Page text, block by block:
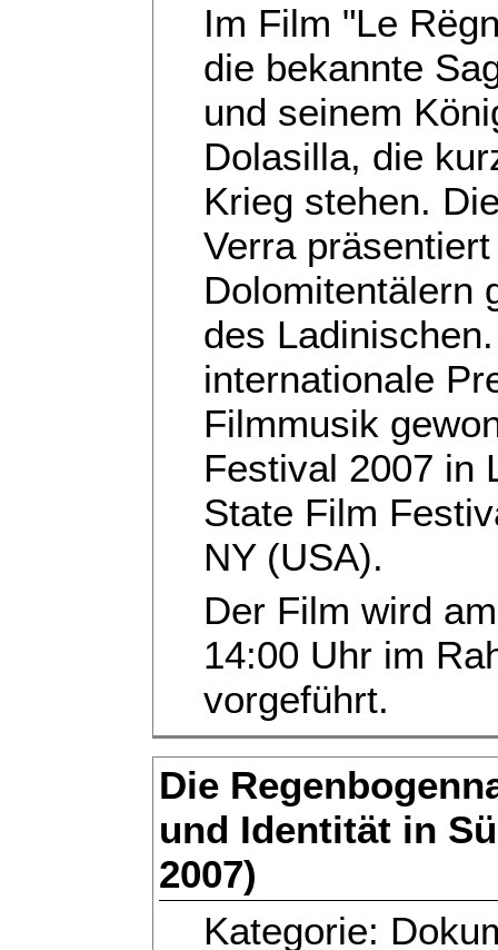
Im Film "Le
die bekannte
und seinem
Dolasilla, die
Krieg stehen.
Verra
Dolomitentälern
des
internationale
Filmmusik
Festival 2007 in
State Film
NY (USA).
Der Film wird
14:00 Uhr im
vorgeführt.
Die
und Identität in
2007)
Kategorie: